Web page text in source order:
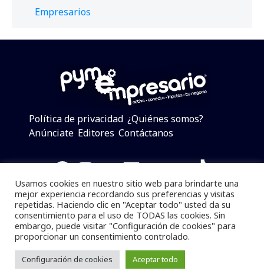
Empresarios
Política de privacidad ¿Quiénes somos?
Anúnciate Editores Contáctanos
Facebook
Instagram
Twitter
LinkedIn
Telegram
YouTube
TikTok
Pymempresario © 2025 Todos los derechos reservados.
Se prohibe el uso de la información total o parcial sin
dar referencia a la fuente.
Desarrollado poryalla ya!
Usamos cookies en nuestro sitio web para brindarte una
mejor experiencia recordando sus preferencias y visitas
repetidas. Haciendo clic en "Aceptar todo" usted da su
consentimiento para el uso de TODAS las cookies. Sin
embargo, puede visitar "Configuración de cookies" para
proporcionar un consentimiento controlado.
Configuración de cookies Aceptar todo